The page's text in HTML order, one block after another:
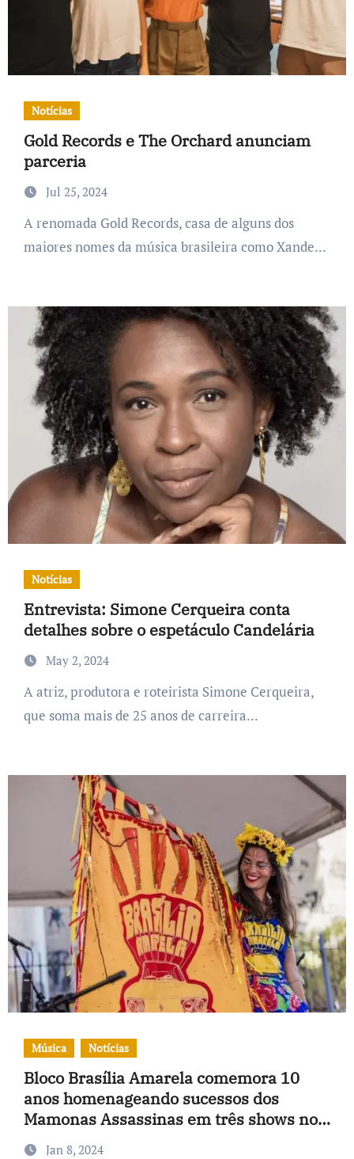
Notícias
Gold Records e The Orchard anunciam
parceria
Jul 25, 2024
A renomada Gold Records, casa de alguns dos
maiores nomes da música brasileira como Xande...
Notícias
Entrevista: Simone Cerqueira conta
detalhes sobre o espetáculo Candelária
May 2, 2024
A atriz, produtora e roteirista Simone Cerqueira,
que soma mais de 25 anos de carreira...
Música Notícias
Bloco Brasília Amarela comemora 10
anos homenageando sucessos dos
Mamonas Assassinas em três shows no
Rio de Janeiro
Jan 8, 2024